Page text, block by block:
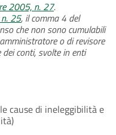
2005, n. 27.
25, il comma 4 del
che non sono cumulabili
o di revisore
conti, svolte in enti
cause di ineleggibilità e